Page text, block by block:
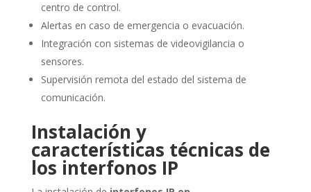
centro de control.
Alertas en caso de emergencia o evacuación.
Integración con sistemas de videovigilancia o
sensores.
Supervisión remota del estado del sistema de
comunicación.
Instalación y
características técnicas de
los interfonos IP